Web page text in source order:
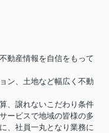
動産情報を自信をもって
ン、土地など幅広く不動
、譲れないこだわり条件
ービスで地域の皆様の多
、社員一丸となり業務に